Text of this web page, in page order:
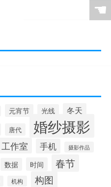
☚
元宵节 光线 冬天
唐代 婚纱摄影
工作室 手机 摄影作品
数据 时间 春节
机构 构图